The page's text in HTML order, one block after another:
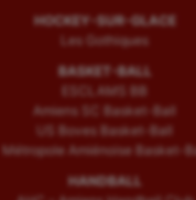
HOCKEY-SUR-GLACE
Les Gothiques
BASKET-BALL
ESCLAMS BB
Amiens SC Basket-Ball
US Boves Basket-Ball
Métropole Amiénoise Basket-
HANDBALL